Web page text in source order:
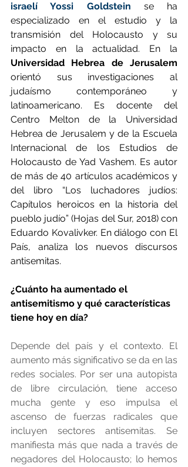
israelí Yossi Goldstein se ha
especializado en el estudio y la
transmisión del Holocausto y su
Universidad Hebrea de Jerusalem
orientó sus investigaciones al
judaísmo contemporáneo y
latinoamericano. Es docente del
Centro Melton de la Universidad
Hebrea de Jerusalem y de la Escuela
Internacional de los Estudios de
Holocausto de Yad Vashem. Es autor
de más de 40 artículos académicos y
del libro “Los luchadores judíos:
Capítulos heroicos en la historia del
pueblo judío” (Hojas del Sur, 2018) con
Eduardo Kovalivker. En diálogo con El
País, analiza los nuevos discursos
antisemitas.
¿Cuánto ha aumentado el
antisemitismo y qué características
tiene hoy en día?
Depende del país y el contexto. El
aumento más significativo se da en las
redes sociales. Por ser una autopista
de libre circulación, tiene acceso
mucha gente y eso impulsa el
ascenso de fuerzas radicales que
incluyen sectores antisemitas. Se
manifiesta más que nada a través de
negadores del Holocausto; lo hemos